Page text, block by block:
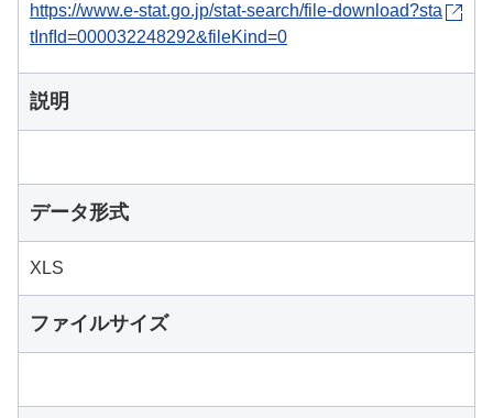
https://www.e-stat.go.jp/stat-search/file-download?sta
tInfId=000032248292&fileKind=0
説明
データ形式
XLS
ファイルサイズ